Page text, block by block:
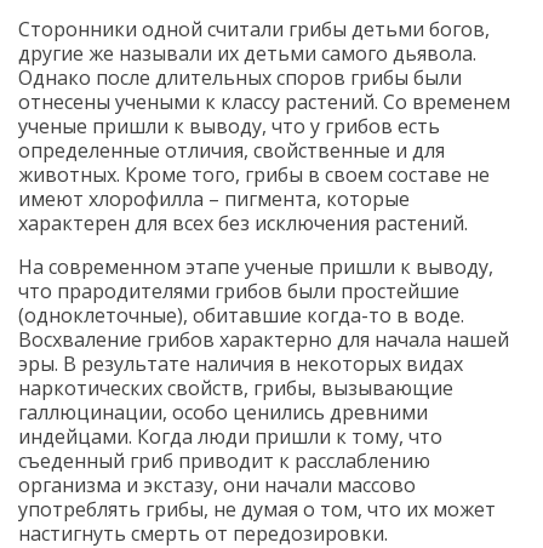
Сторонники одной считали грибы детьми богов,
другие же называли их детьми самого дьявола.
Однако после длительных споров грибы были
отнесены учеными к классу растений. Со временем
ученые пришли к выводу, что у грибов есть
определенные отличия, свойственные и для
животных. Кроме того, грибы в своем составе не
имеют хлорофилла – пигмента, которые
характерен для всех без исключения растений.
На современном этапе ученые пришли к выводу,
что прародителями грибов были простейшие
(одноклеточные), обитавшие когда-то в воде.
Восхваление грибов характерно для начала нашей
эры. В результате наличия в некоторых видах
наркотических свойств, грибы, вызывающие
галлюцинации, особо ценились древними
индейцами. Когда люди пришли к тому, что
съеденный гриб приводит к расслаблению
организма и экстазу, они начали массово
употреблять грибы, не думая о том, что их может
настигнуть смерть от передозировки.